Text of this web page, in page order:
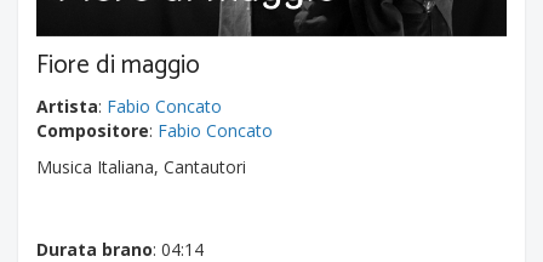
Fiore di maggio
Artista: Fabio Concato
Compositore: Fabio Concato
Musica Italiana, Cantautori
Durata brano: 04:14